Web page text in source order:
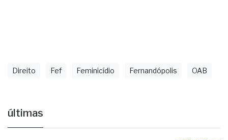
Direito Fef Feminicídio Fernandópolis OAB
últimas